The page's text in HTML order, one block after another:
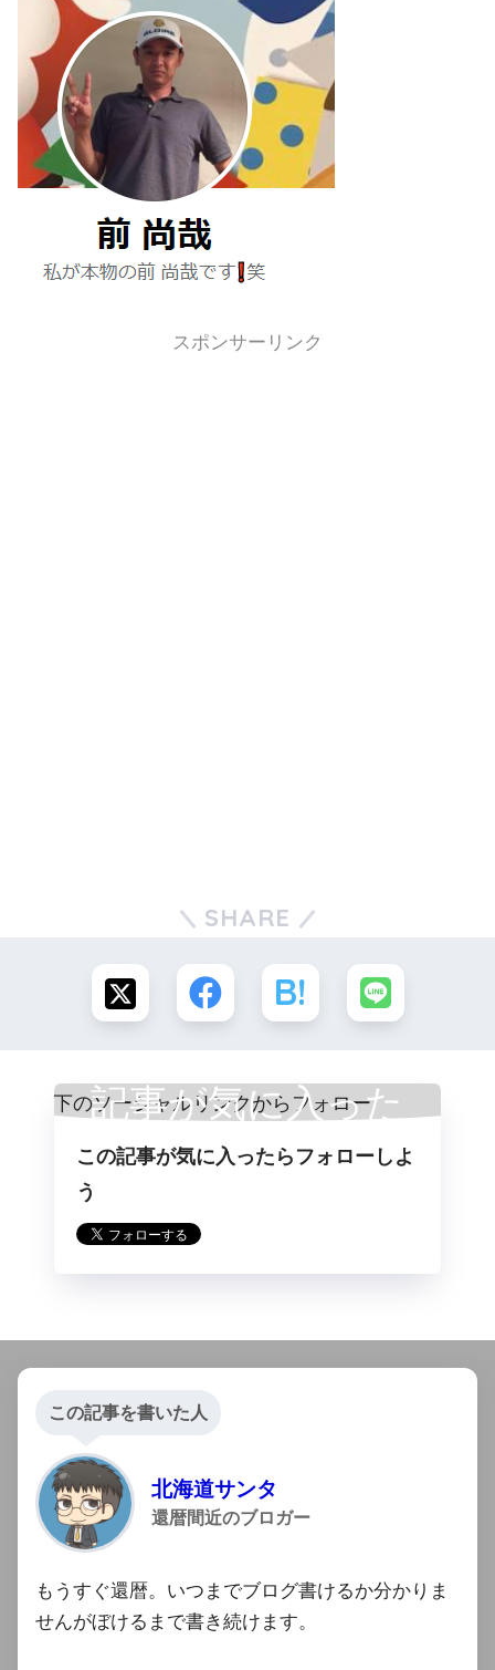
スポンサーリンク
SHARE
記事が気に入った
らフォロー
この記事が気に入ったらフォローしよ
う
この記事を書いた人
北海道サンタ
還暦間近のブロガー
もうすぐ還暦。いつまでブログ書けるか分かりま
せんがぼけるまで書き続けます。